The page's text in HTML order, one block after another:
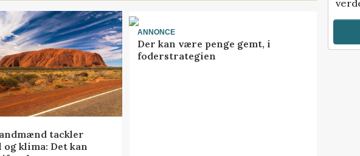
tackler
og klima: Det kan
ANNONCE
Der kan være penge gemt, i
foderstrategien